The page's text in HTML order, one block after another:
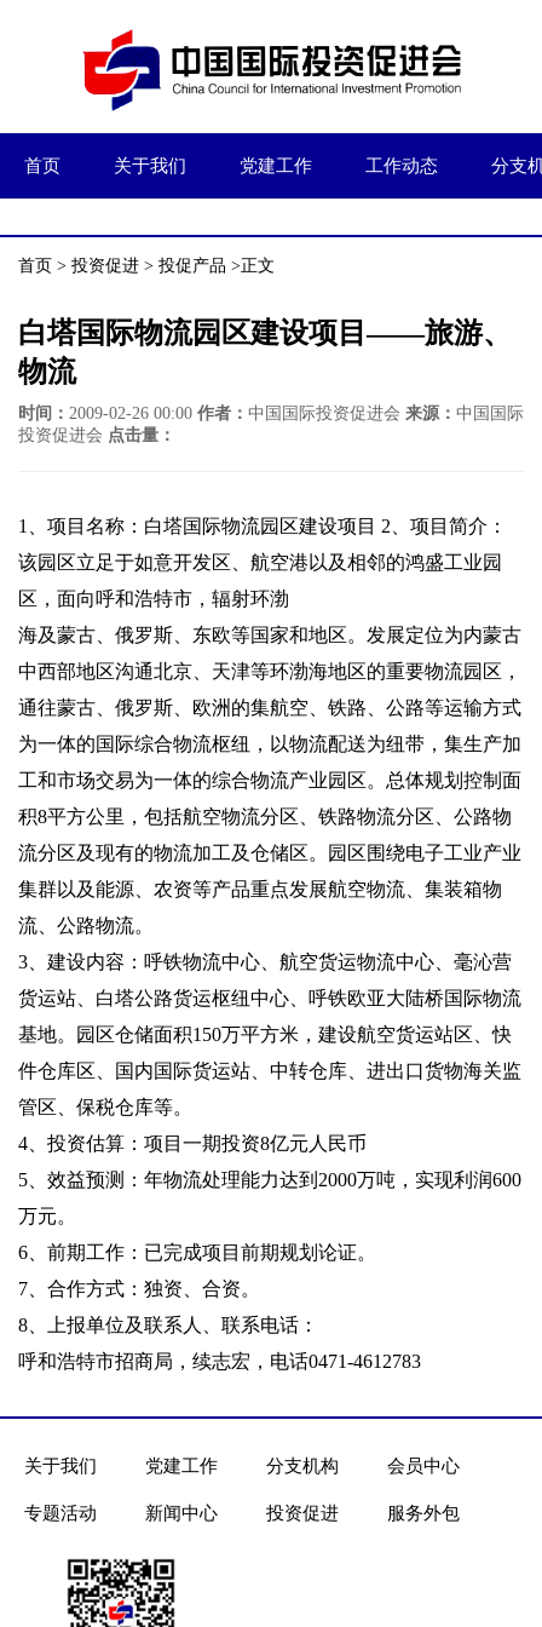
首页 关于我们 党建工作 工作动态 分支
首页 > 投资促进 > 投促产品 >正文
白塔国际物流园区建设项目——旅游、
物流
时间： 2009-02-26 00:00 作者： 中国国际投资促进会 来源： 中国国际
投资促进会 点击量：
1、项目名称：白塔国际物流园区建设项目 2、项目简介：
该园区立足于如意开发区、航空港以及相邻的鸿盛工业园
区，面向呼和浩特市，辐射环渤
海及蒙古、俄罗斯、东欧等国家和地区。发展定位为内蒙古
中西部地区沟通北京、天津等环渤海地区的重要物流园区，
通往蒙古、俄罗斯、欧洲的集航空、铁路、公路等运输方式
为一体的国际综合物流枢纽，以物流配送为纽带，集生产加
工和市场交易为一体的综合物流产业园区。总体规划控制面
积8平方公里，包括航空物流分区、铁路物流分区、公路物
流分区及现有的物流加工及仓储区。园区围绕电子工业产业
集群以及能源、农资等产品重点发展航空物流、集装箱物
流、公路物流。
3、建设内容：呼铁物流中心、航空货运物流中心、毫沁营
货运站、白塔公路货运枢纽中心、呼铁欧亚大陆桥国际物流
基地。园区仓储面积150万平方米，建设航空货运站区、快
件仓库区、国内国际货运站、中转仓库、进出口货物海关监
管区、保税仓库等。
4、投资估算：项目一期投资8亿元人民币
5、效益预测：年物流处理能力达到2000万吨，实现利润600
万元。
6、前期工作：已完成项目前期规划论证。
7、合作方式：独资、合资。
8、上报单位及联系人、联系电话：
呼和浩特市招商局，续志宏，电话0471-4612783
关于我们 党建工作 分支机构 会员中心
专题活动 新闻中心 投资促进 服务外包